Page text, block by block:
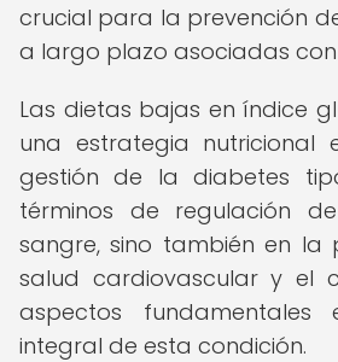
crucial para la prevención
a largo plazo asociadas
Las dietas bajas en índice
una estrategia nutricional
gestión de la diabetes
términos de regulación
sangre, sino también en la
salud cardiovascular y el
aspectos
integral de esta condición.